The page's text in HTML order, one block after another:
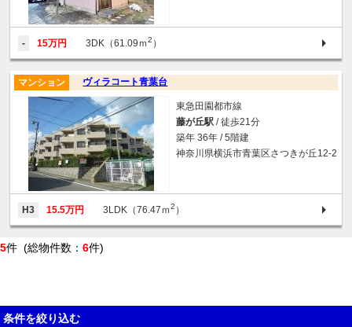
- 15万円 3DK（61.09ｍ2 ）
ヴィラコート青葉台
マンション
東急田園都市線
藤が丘駅 / 徒歩21分
築年 36年 / 5階建
神奈川県横浜市青葉区さつきが丘12-2
H3 15.5万円 3LDK（76.47ｍ2 ）
5件 (総物件数： 6件)
条件を絞り込む